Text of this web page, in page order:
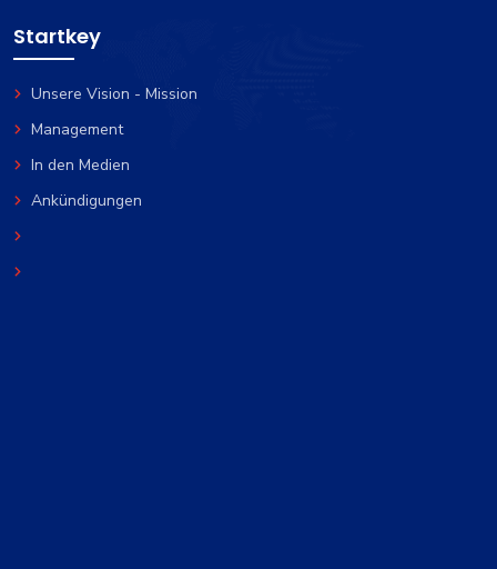
Startkey
Unsere Vision - Mission
Management
In den Medien
Ankündigungen